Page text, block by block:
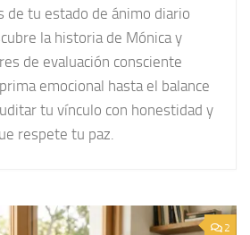
de tu estado de ánimo diario
la historia de Mónica y
de evaluación consciente
emocional hasta el balance
tu vínculo con honestidad y
respete tu paz.
2